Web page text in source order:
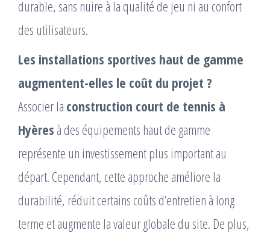
durable, sans nuire à la qualité de jeu ni au confort
des utilisateurs.
Les installations sportives haut de gamme
augmentent-elles le coût du projet ?
Associer la construction court de tennis à
Hyères à des équipements haut de gamme
représente un investissement plus important au
départ. Cependant, cette approche améliore la
durabilité, réduit certains coûts d’entretien à long
terme et augmente la valeur globale du site. De plus,